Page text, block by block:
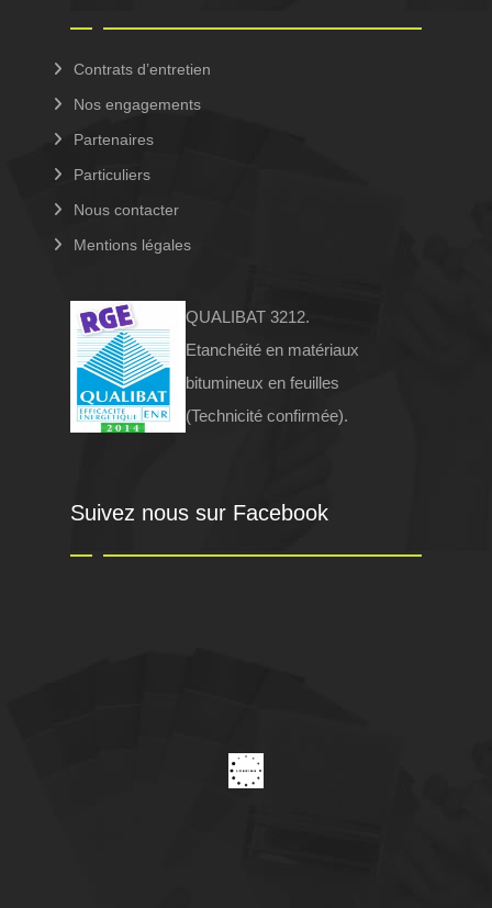
Contrats d’entretien
Nos engagements
Partenaires
Particuliers
Nous contacter
Mentions légales
QUALIBAT 3212.
Etanchéité en matériaux
bitumineux en feuilles
(Technicité confirmée).
Suivez nous sur Facebook